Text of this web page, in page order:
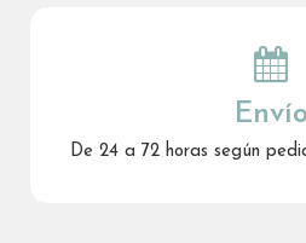
Envío
De 24 a 72 horas según